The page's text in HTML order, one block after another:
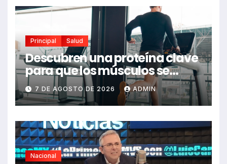
Principal Salud
Descubren una proteína clave
para que los músculos se
regeneren: el hallazgo abre
nuevas esperanzas contra
enfermedades y el cáncer
7 DE AGOSTO DE 2026 ADMIN
Nacional